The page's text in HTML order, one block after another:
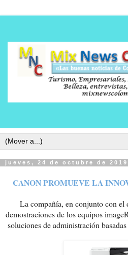
jueves, 24 de octubre de 2019
CANON PROMUEVE LA
La compañía, en conjunto con
demostraciones de los equipos
soluciones de administración